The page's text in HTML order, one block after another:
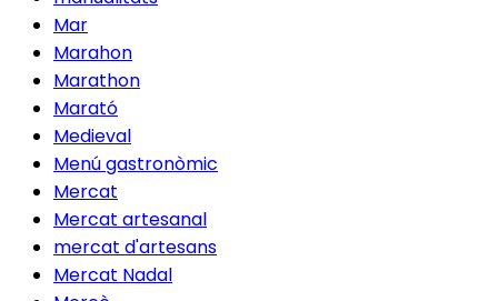
Mar
Marahon
Marathon
Marató
Medieval
Menú gastronòmic
Mercat
Mercat artesanal
mercat d'artesans
Mercat Nadal